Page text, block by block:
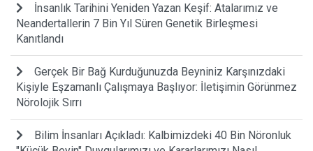
İnsanlık Tarihini Yeniden Yazan Keşif: Atalarımız ve
Neandertallerin 7 Bin Yıl Süren Genetik Birleşmesi
Kanıtlandı
Gerçek Bir Bağ Kurduğunuzda Beyniniz Karşınızdaki
Kişiyle Eşzamanlı Çalışmaya Başlıyor: İletişimin Görünmez
Nörolojik Sırrı
Bilim İnsanları Açıkladı: Kalbimizdeki 40 Bin Nöronluk